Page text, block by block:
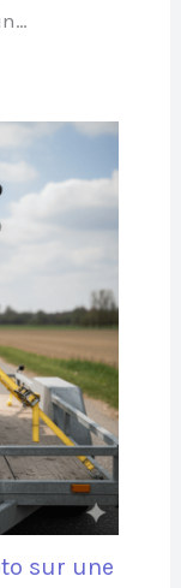
sur une